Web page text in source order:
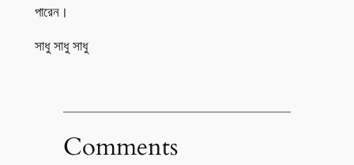
পারেন।
সাধু সাধু সাধু
Comments